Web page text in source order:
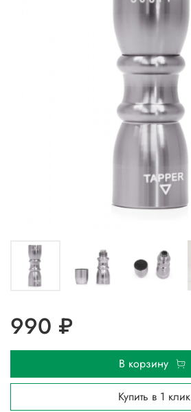
990 ₽
В корзину
Купить в 1 клик